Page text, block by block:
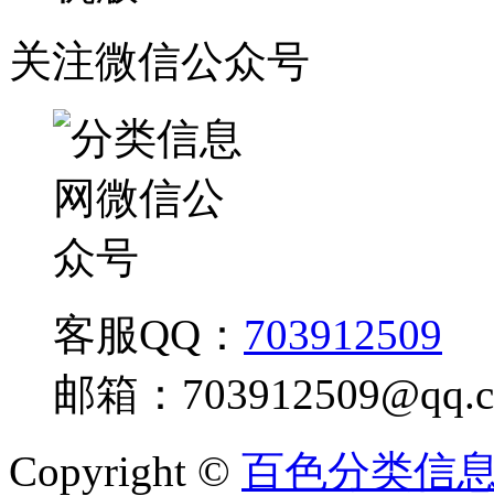
关注微信公众号
客服QQ： 703912509
邮箱：
Copyright © 百色分类信